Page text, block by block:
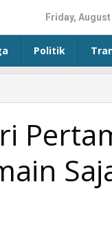
Friday,
Politik